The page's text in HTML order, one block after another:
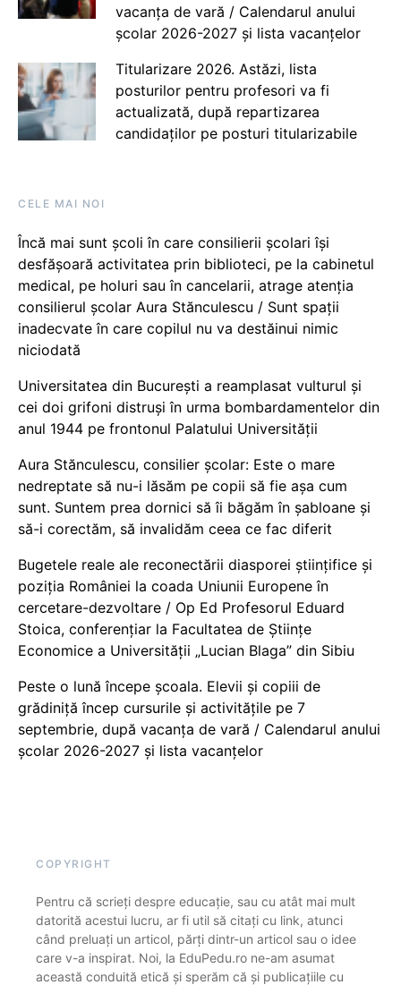
vacanța de vară / Calendarul anului
școlar 2026-2027 și lista vacanțelor
Titularizare 2026. Astăzi, lista
posturilor pentru profesori va fi
actualizată, după repartizarea
candidaților pe posturi titularizabile
CELE MAI NOI
Încă mai sunt școli în care consilierii școlari își
desfășoară activitatea prin biblioteci, pe la cabinetul
medical, pe holuri sau în cancelarii, atrage atenția
consilierul școlar Aura Stănculescu / Sunt spații
inadecvate în care copilul nu va destăinui nimic
niciodată
Universitatea din București a reamplasat vulturul și
cei doi grifoni distruși în urma bombardamentelor din
anul 1944 pe frontonul Palatului Universității
Aura Stănculescu, consilier școlar: Este o mare
nedreptate să nu-i lăsăm pe copii să fie așa cum
sunt. Suntem prea dornici să îi băgăm în șabloane și
să-i corectăm, să invalidăm ceea ce fac diferit
Bugetele reale ale reconectării diasporei științifice și
poziția României la coada Uniunii Europene în
cercetare-dezvoltare / Op Ed Profesorul Eduard
Stoica, conferențiar la Facultatea de Științe
Economice a Universității „Lucian Blaga” din Sibiu
Peste o lună începe școala. Elevii și copiii de
grădiniță încep cursurile și activitățile pe 7
septembrie, după vacanța de vară / Calendarul anului
școlar 2026-2027 și lista vacanțelor
COPYRIGHT
Pentru că scrieți despre educație, sau cu atât mai mult
datorită acestui lucru, ar fi util să citați cu link, atunci
când preluați un articol, părți dintr-un articol sau o idee
care v-a inspirat. Noi, la EduPedu.ro ne-am asumat
această conduită etică și sperăm că și publicațiile cu